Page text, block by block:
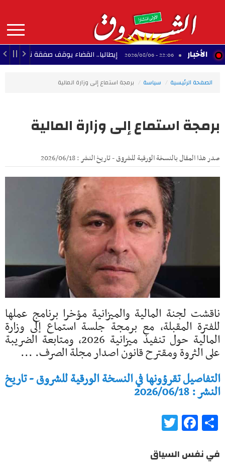
contenu
principal
MAIN
NAVIGATION الأخبار22:06 - 2026/08/06 إيطاليا.. القضاء يوقف صفقة نظام رادار
الصفحة الرئيسية سياسة برمجة استماع إلى وزارة المالية
برمجة استماع إلى وزارة المالية
صدر هذا المقال بالنسخة الورقية للشروق - تاريخ النشر : 2026/06/18
ناقشت لجنة المالية والميزانية مؤخرا برنامج عملها
للفترة المقبلة، مع برمجة جلسة استماع إلى وزارة
المالية حول تنفيذ ميزانية 2026، ومتابعة الضريبة
على الثروة ومقترح قانون اصدار مجلة الصرف. ...
التفاصيل تقرؤونها في النسخة الورقية للشروق - تاريخ
النشر : 2026/06/18
Share
Facebook
في نفس السياق